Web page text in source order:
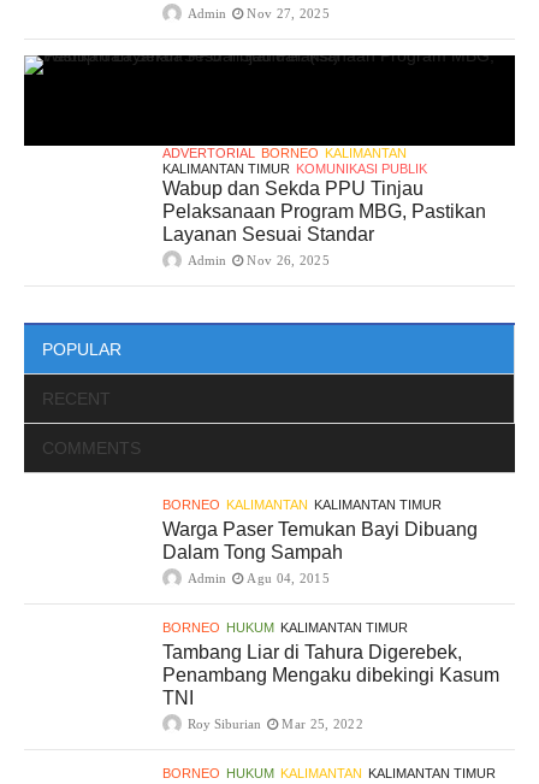
Admin Nov 27, 2025
ADVERTORIAL BORNEO
KALIMANTAN
KALIMANTAN TIMUR
KOMUNIKASI PUBLIK
Wabup dan Sekda PPU Tinjau
Pelaksanaan Program MBG, Pastikan
Layanan Sesuai Standar
Admin Nov 26, 2025
POPULAR
RECENT
COMMENTS
BORNEO KALIMANTAN KALIMANTAN TIMUR
Warga Paser Temukan Bayi Dibuang
Dalam Tong Sampah
Admin Agu 04, 2015
BORNEO HUKUM KALIMANTAN TIMUR
Tambang Liar di Tahura Digerebek,
Penambang Mengaku dibekingi Kasum
TNI
Roy Siburian Mar 25, 2022
BORNEO HUKUM KALIMANTAN KALIMANTAN TIMUR